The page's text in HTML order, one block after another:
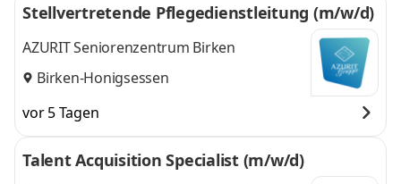
Stellvertretende Pflegedienstleitung (m/w/d)
AZURIT Seniorenzentrum Birken
Birken-Honigsessen
vor 5 Tagen
Talent Acquisition Specialist (m/w/d)